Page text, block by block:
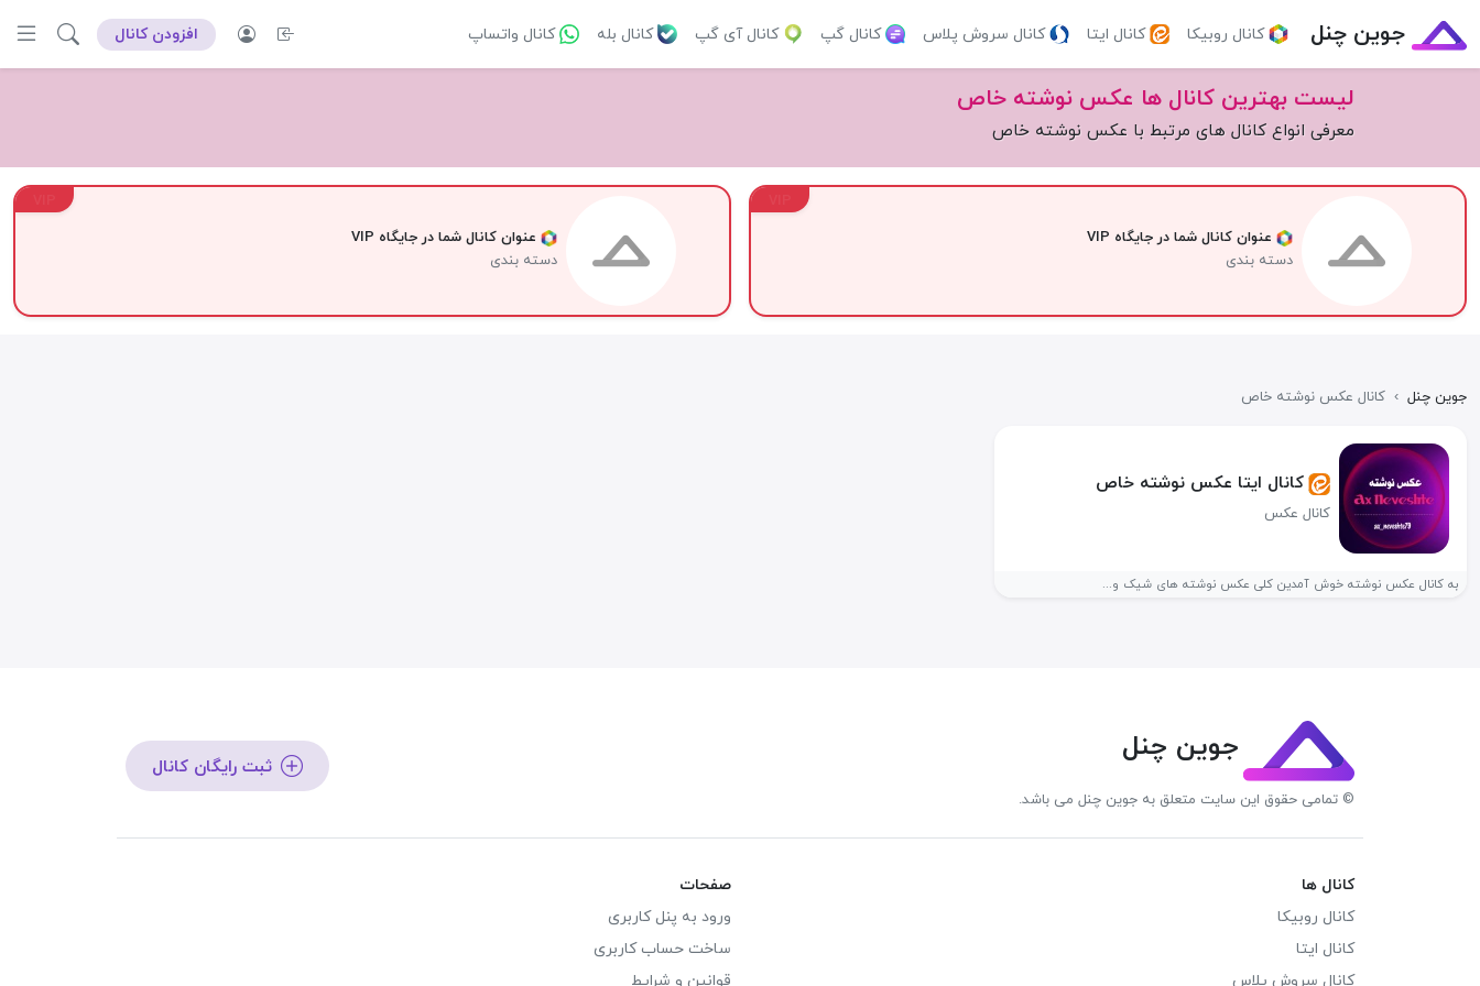
جوین چنل کانال روبیکا کانال ایتا کانال سروش پلاس کانال گپ کانال آی گپ کانال بله کانال واتساپ افزودن کانال
لیست بهترین کانال ها عکس نوشته خاص
معرفی انواع کانال های مرتبط با عکس نوشته خاص
عنوان کانال شما در جایگاه VIP
دسته بندی
عنوان کانال شما در جایگاه VIP
دسته بندی
جوین چنل › کانال عکس نوشته خاص
کانال ایتا عکس نوشته خاص
کانال عکس
به کانال عکس نوشته خوش آمدین کلی عکس نوشته های شیک و...
جوین چنل
© تمامی حقوق این سایت متعلق به جوین چنل می باشد.
ثبت رایگان کانال
کانال ها
کانال روبیکا
کانال ایتا
کانال سروش پلاس
صفحات
ورود به پنل کاربری
ساخت حساب کاربری
قوانین و شرایط